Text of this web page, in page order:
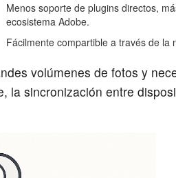
Menos soporte de plugins directos,
ecosistema Adobe.
Fácilmente compartible a través de la
volúmenes de fotos y
sincronización entre